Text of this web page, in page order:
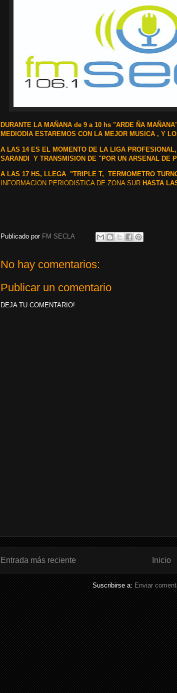
DURANTE LA MAÑANA de 9 a 10 hs "ARDE ÑA
MEDIODIA ESTAREMOS CON LA MEJOR MUSICA , Y
A LAS 14 ES EL MOMENTO DE LA LIGA PROFESIONAL,
SARANDI
Y TRANSMISION DE "POR UN ARSENAL DE
A LAS 17 HS, LLEGA "TRIPLE T, TERMOMETRO
INFORMACION PERIODISTICA DE ZONA SUR HASTA
Publicado por FM SECLA
No hay comentarios:
Publicar un comentario
DEJA TU COMENTARIO!
Entrada más reciente Inicio
Suscribirse a: Enviar